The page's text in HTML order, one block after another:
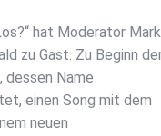
hat Moderator
zu Gast. Zu Beginn
dessen Name
einen Song mit dem
neuen